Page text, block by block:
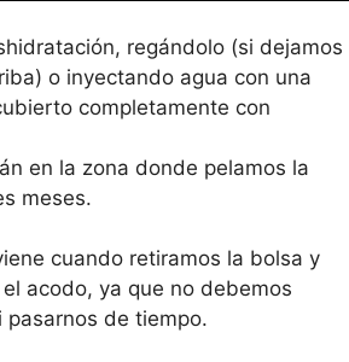
regándolo (si dejamos
o inyectando agua con una
completamente con
en la zona donde pelamos la
meses.
cuando retiramos la bolsa y
acodo, ya que no debemos
de tiempo.